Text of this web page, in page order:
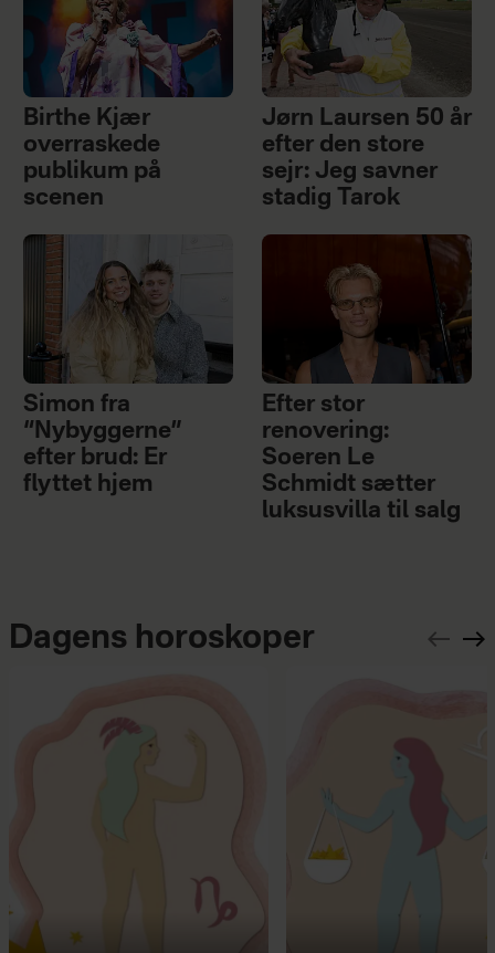
Birthe Kjær
overraskede
publikum på
scenen
Jørn Laursen 50 år
efter den store
sejr: Jeg savner
stadig Tarok
Simon fra
“Nybyggerne”
efter brud: Er
flyttet hjem
Efter stor
renovering:
Soeren Le
Schmidt sætter
luksusvilla til salg
Dagens horoskoper